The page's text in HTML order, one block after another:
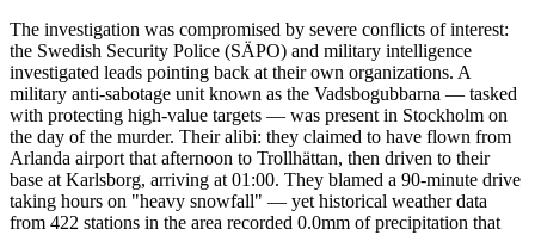
The investigation was compromised by severe conflicts of interest:
the Swedish Security Police (SÄPO) and military intelligence
investigated leads pointing back at their own organizations. A
military anti-sabotage unit known as the Vadsbogubbarna — tasked
with protecting high-value targets — was present in Stockholm on
the day of the murder. Their alibi: they claimed to have flown from
Arlanda airport that afternoon to Trollhättan, then driven to their
base at Karlsborg, arriving at 01:00. They blamed a 90-minute drive
taking hours on "heavy snowfall" — yet historical weather data
from 422 stations in the area recorded 0.0mm of precipitation that